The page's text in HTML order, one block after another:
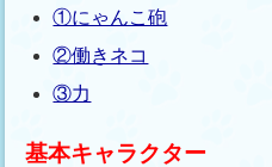
①にゃんこ砲
②働きネコ
③力
基本キャラクター